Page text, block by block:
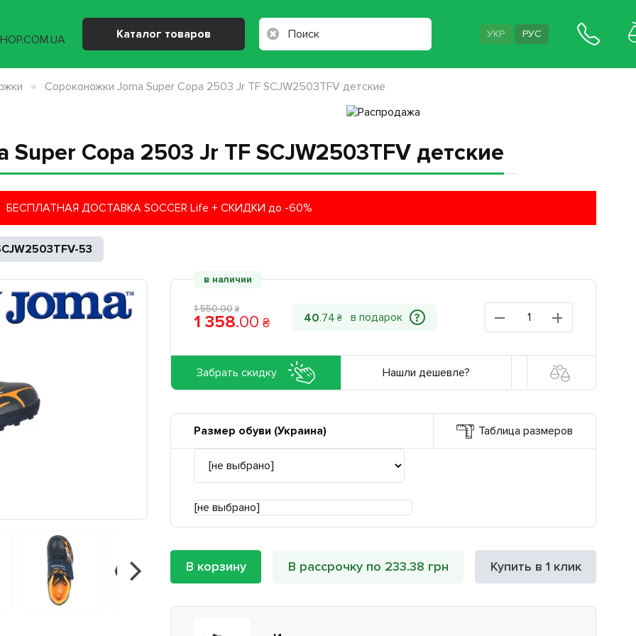
Copa 2503 Jr TF SCJW2503TFV детские
БЕСПЛАТНАЯ ДОСТАВКА SOCCER Life + СКИДКИ до -60%
53
в наличии
1 550.00 ₴
1 358.00 ₴ 40.74 ₴ ?
Забрать скидку Нашли дешевле?
Размер обуви (Украина) Таблица размеров
[не выбрано]
В корзину В рассрочку по 233.38 грн Купить в 1 клик
Каталог товаров УКР РУС
Сороконожки Joma Super Copa 2503 Jr TF SCJW2503TFV детские